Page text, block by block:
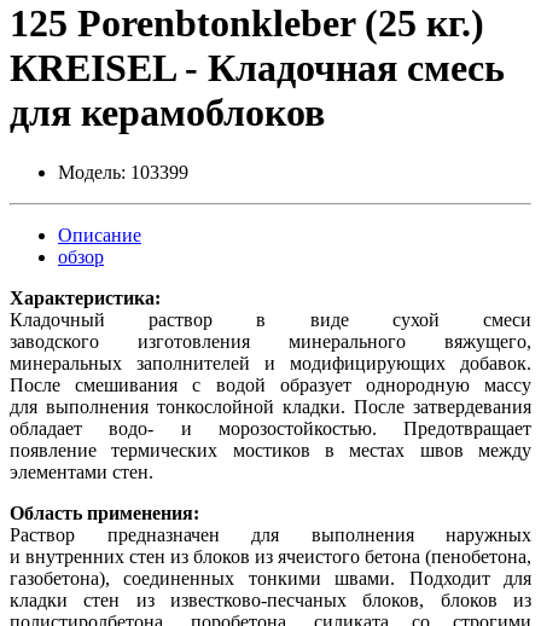
125 Porenbtonkleber (25 кг.)
КREISEL - Кладочная смесь
для керамоблоков
Модель: 103399
Описание
обзор
Характеристика:
Кладочный раствор в виде сухой смеси
заводского изготовления минерального вяжущего,
минеральных заполнителей и модифицирующих добавок.
После смешивания с водой образует однородную массу
для выполнения тонкослойной кладки. После затвердевания
обладает водо- и морозостойкостью. Предотвращает
появление термических мостиков в местах швов между
элементами стен.
Область применения:
Раствор предназначен для выполнения наружных
и внутренних стен из блоков из ячеистого бетона (пенобетона,
газобетона), соединенных тонкими швами. Подходит для
кладки стен из известково-песчаных блоков, блоков из
полистиролбетона, поробетона, силиката со строгими